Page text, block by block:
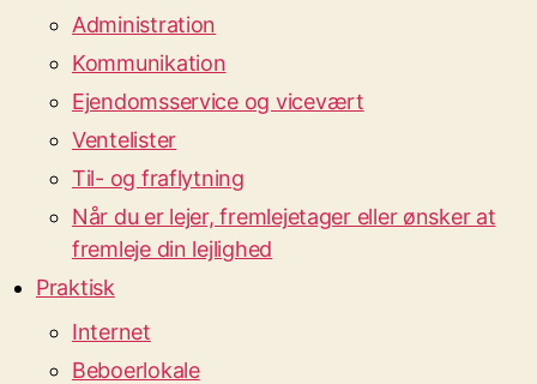
Administration
Kommunikation
Ejendomsservice og vicevært
Ventelister
Til- og fraflytning
Når du er lejer, fremlejetager eller ønsker at
fremleje din lejlighed
Praktisk
Internet
Beboerlokale